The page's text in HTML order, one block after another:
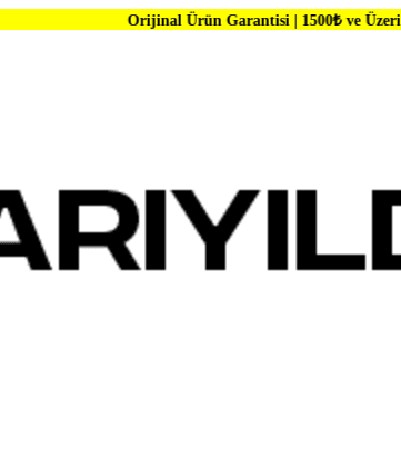
Orijinal Ürün Garantisi | 1500₺ ve Üzeri Kargo